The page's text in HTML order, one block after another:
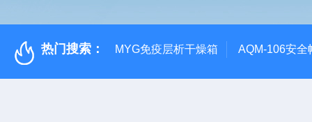
热门搜索： MYG免疫层析干燥箱 AQM-106安全